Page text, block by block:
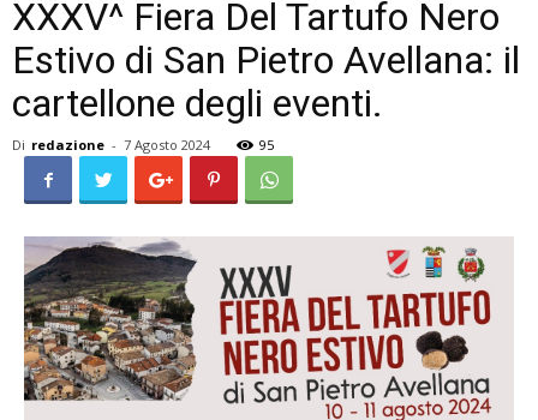
XXXV^ Fiera Del Tartufo Nero
Estivo di San Pietro Avellana: il
cartellone degli eventi.
Di redazione - 7 Agosto 2024 95